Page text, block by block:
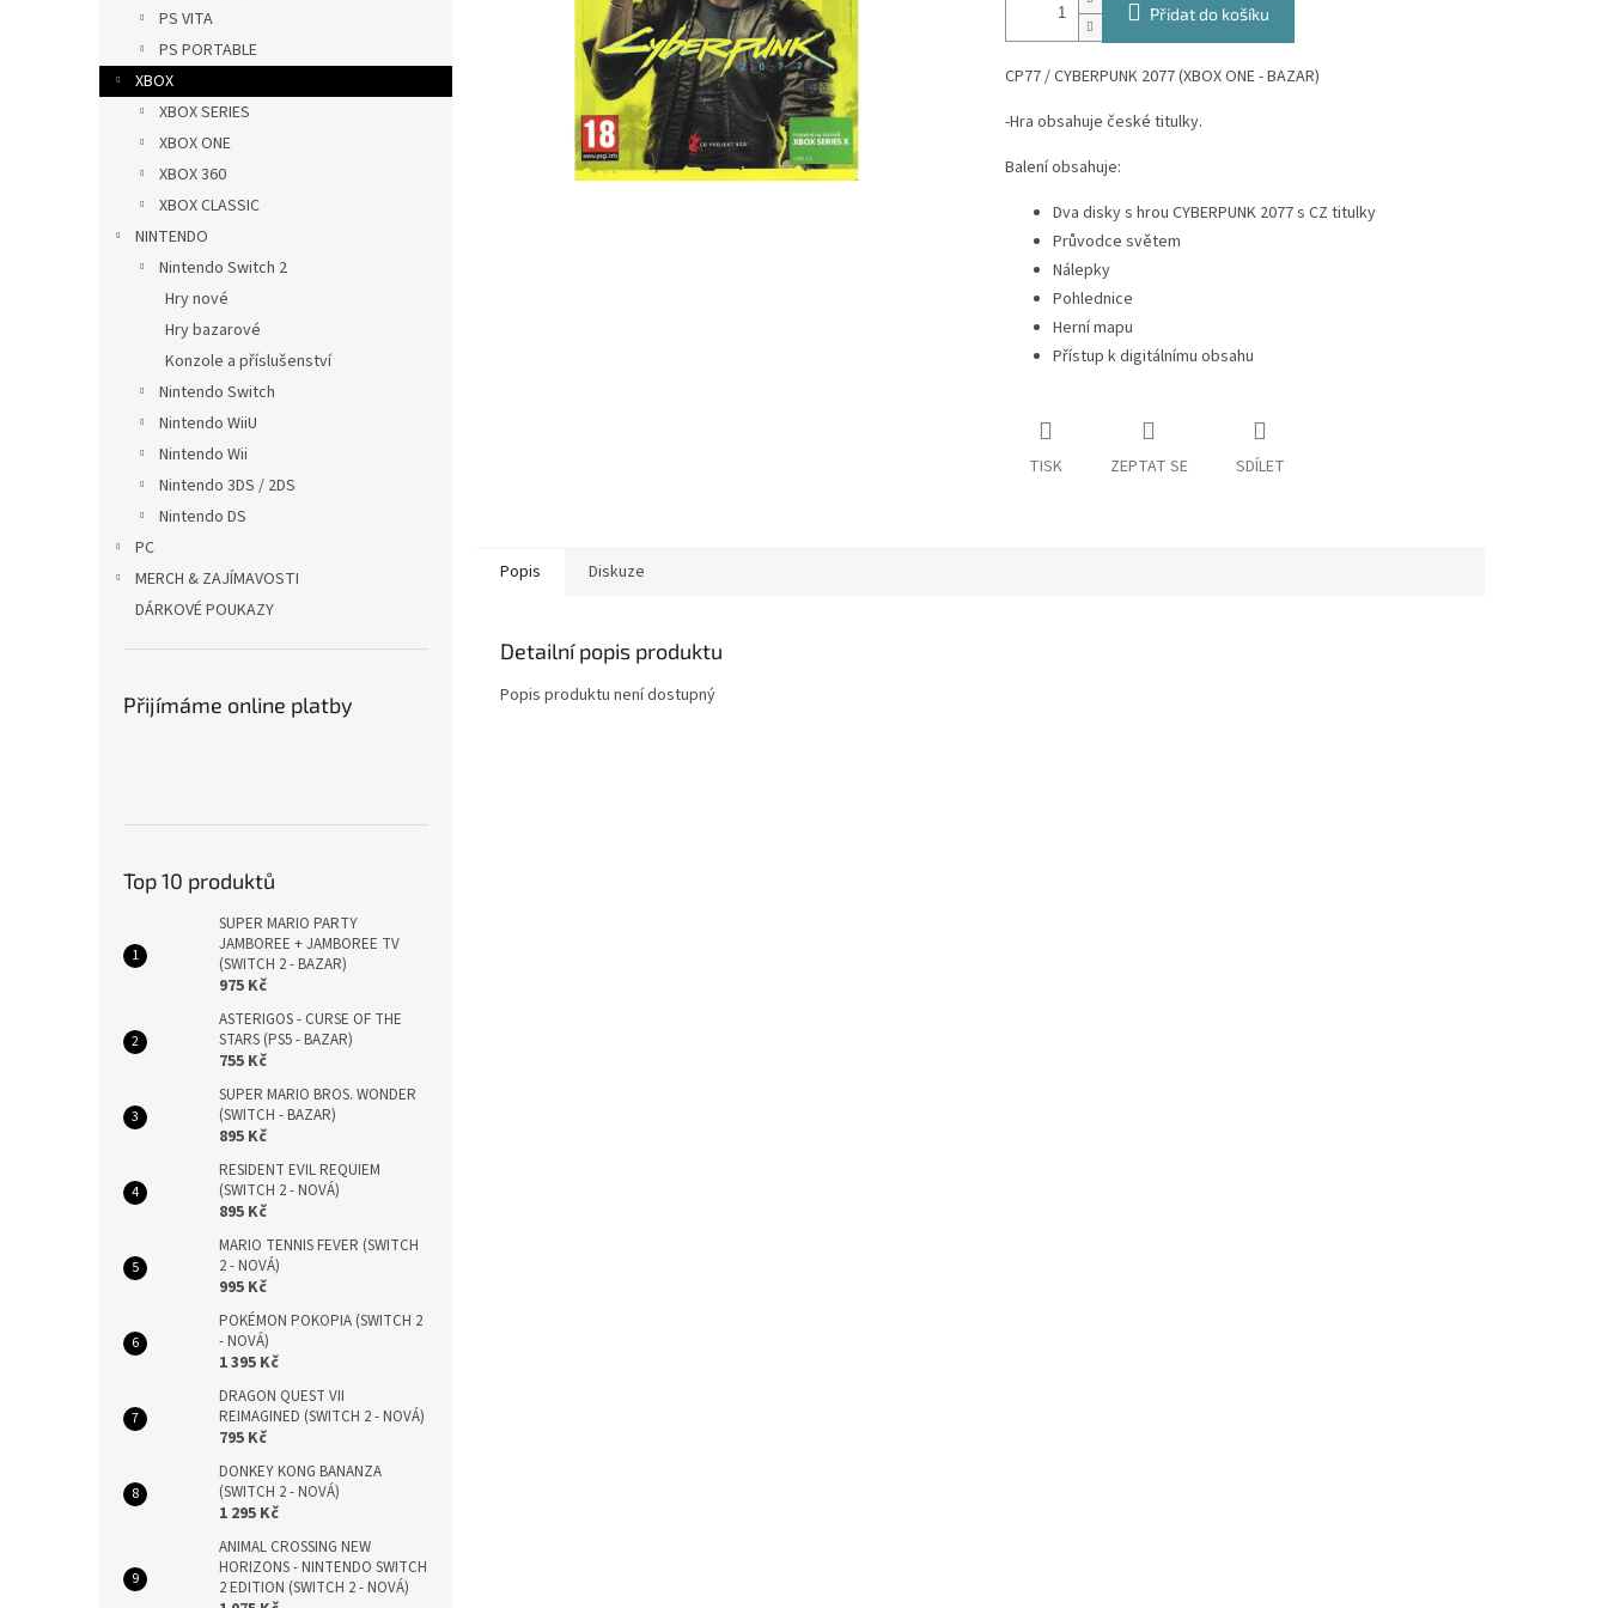
l
PS VITA
PS PORTABLE
XBOX
XBOX SERIES
XBOX ONE
XBOX 360
XBOX CLASSIC
NINTENDO
Nintendo Switch 2
Hry nové
Hry bazarové
Konzole a příslušenství
Nintendo Switch
Nintendo WiiU
Nintendo Wii
Nintendo 3DS / 2DS
Nintendo DS
PC
MERCH & ZAJÍMAVOSTI
DÁRKOVÉ POUKAZY
Přijímáme online platby
Top 10 produktů
SUPER MARIO PARTY
JAMBOREE + JAMBOREE TV
(SWITCH 2 - BAZAR)
975 Kč
ASTERIGOS - CURSE OF THE
STARS (PS5 - BAZAR)
755 Kč
SUPER MARIO BROS. WONDER
(SWITCH - BAZAR)
895 Kč
RESIDENT EVIL REQUIEM
(SWITCH 2 - NOVÁ)
895 Kč
MARIO TENNIS FEVER (SWITCH
2 - NOVÁ)
995 Kč
POKÉMON POKOPIA (SWITCH 2
- NOVÁ)
1 395 Kč
DRAGON QUEST VII
REIMAGINED (SWITCH 2 - NOVÁ)
795 Kč
DONKEY KONG BANANZA
(SWITCH 2 - NOVÁ)
1 295 Kč
ANIMAL CROSSING NEW
HORIZONS - NINTENDO SWITCH
2 EDITION (SWITCH 2 - NOVÁ)
Přidat do košíku
CP77 / CYBERPUNK 2077 (XBOX ONE - BAZAR)
-Hra obsahuje české titulky.
Balení obsahuje:
Dva disky s hrou CYBERPUNK 2077 s CZ titulky
Průvodce světem
Nálepky
Pohlednice
Herní mapu
Přístup k digitálnímu obsahu
TISK ZEPTAT SE SDÍLET
Popis Diskuze
Detailní popis produktu
Popis produktu není dostupný